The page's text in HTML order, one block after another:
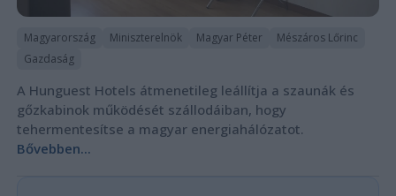
Magyarország Miniszterelnök Magyar Péter
Mészáros Lőrinc
Gazdaság
A Hunguest Hotels átmenetileg leállítja a szaunák és
gőzkabinok működését szállodáiban, hogy
tehermentesítse a magyar energiahálózatot.
Bővebben...